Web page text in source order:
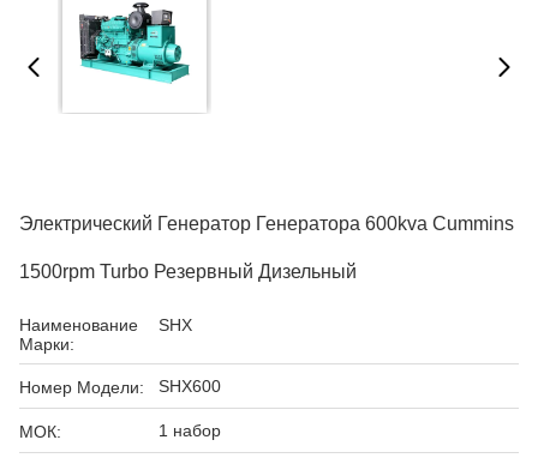
Электрический Генератор Генератора 600kva Cummins
1500rpm Turbo Резервный Дизельный
Наименование
Марки:
SHX
Номер Модели: SHX600
МОК: 1 набор